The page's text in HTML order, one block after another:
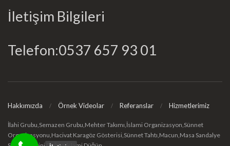
İletişim Bilgileri
Telefon:0537 657 93 01
Hakkımızda Örnek Videolar Referanslar Hizmetlerimiz
İlahi Grubu,Semazen Grubu,Mehter Takımı,İslami Organizasyon,Sünnet
Organizasyonu,Hacivat Karagöz Gösterisi,Sünnet Tahtı,Macun,Masa Sandalye